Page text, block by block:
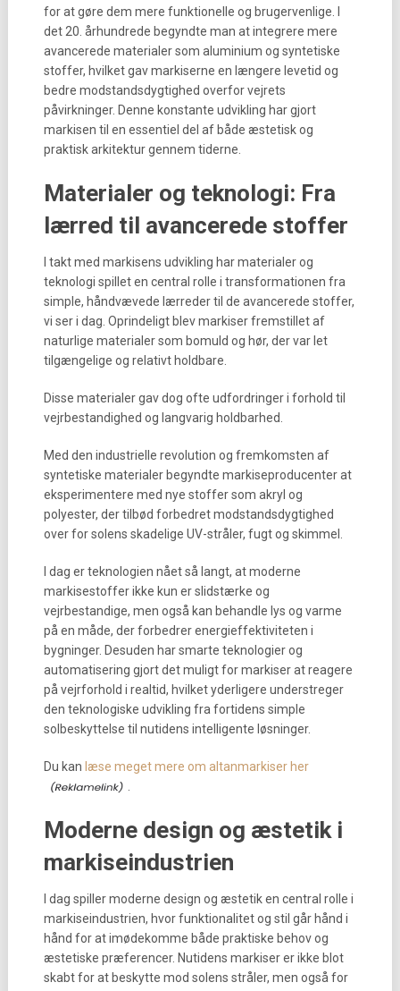
for at gøre dem mere funktionelle og brugervenlige. I
det 20. århundrede begyndte man at integrere mere
avancerede materialer som aluminium og syntetiske
stoffer, hvilket gav markiserne en længere levetid og
bedre modstandsdygtighed overfor vejrets
påvirkninger. Denne konstante udvikling har gjort
markisen til en essentiel del af både æstetisk og
praktisk arkitektur gennem tiderne.
Materialer og teknologi: Fra
lærred til avancerede stoffer
I takt med markisens udvikling har materialer og
teknologi spillet en central rolle i transformationen fra
simple, håndvævede lærreder til de avancerede stoffer,
vi ser i dag. Oprindeligt blev markiser fremstillet af
naturlige materialer som bomuld og hør, der var let
tilgængelige og relativt holdbare.
Disse materialer gav dog ofte udfordringer i forhold til
vejrbestandighed og langvarig holdbarhed.
Med den industrielle revolution og fremkomsten af
syntetiske materialer begyndte markiseproducenter at
eksperimentere med nye stoffer som akryl og
polyester, der tilbød forbedret modstandsdygtighed
over for solens skadelige UV-stråler, fugt og skimmel.
I dag er teknologien nået så langt, at moderne
markisestoffer ikke kun er slidstærke og
vejrbestandige, men også kan behandle lys og varme
på en måde, der forbedrer energieffektiviteten i
bygninger. Desuden har smarte teknologier og
automatisering gjort det muligt for markiser at reagere
på vejrforhold i realtid, hvilket yderligere understreger
den teknologiske udvikling fra fortidens simple
solbeskyttelse til nutidens intelligente løsninger.
Du kan læse meget mere om altanmarkiser her
Moderne design og æstetik i
markiseindustrien
I dag spiller moderne design og æstetik en central rolle i
markiseindustrien, hvor funktionalitet og stil går hånd i
hånd for at imødekomme både praktiske behov og
æstetiske præferencer. Nutidens markiser er ikke blot
skabt for at beskytte mod solens stråler, men også for